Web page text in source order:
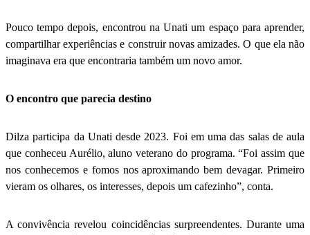
Pouco tempo depois, encontrou na Unati um espaço para aprender,
compartilhar experiências e construir novas amizades. O que ela não
imaginava era que encontraria também um novo amor.
O encontro que parecia destino
Dilza participa da Unati desde 2023. Foi em uma das salas de aula
que conheceu Aurélio, aluno veterano do programa. “Foi assim que
nos conhecemos e fomos nos aproximando bem devagar. Primeiro
vieram os olhares, os interesses, depois um cafezinho”, conta.
A convivência revelou coincidências surpreendentes. Durante uma